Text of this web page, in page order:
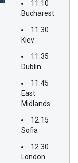
11:10
Bucharest
11.30
Kiev
11:35
Dublin
11.45
East
Midlands
12.15
Sofia
12.30
London